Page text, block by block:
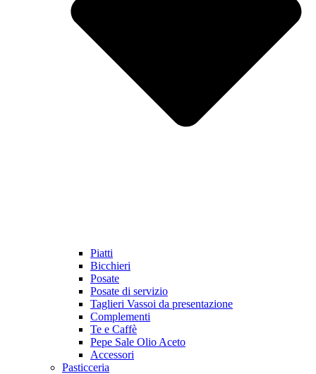
Piatti
Bicchieri
Posate
Posate di servizio
Taglieri Vassoi da presentazione
Complementi
Te e Caffè
Pepe Sale Olio Aceto
Accessori
Pasticceria